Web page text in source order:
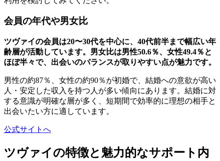
会員の年代や男女比
ツヴァイの会員は20〜30代を中心に、40代前半まで幅広い年
齢層が活動しています。男女比は男性50.6％、女性49.4％と
ほぼ半々で、出会いのバランスが取りやすい点が魅力です。
男性の約87％、女性の約90％が初婚で、結婚への意欲が高い
人・安定した収入を持つ人が多い傾向にあります。結婚に対
する意識が明確な層が多く、短期間で効率的に理想の相手と
出会いたい方に適しています。
公式サイトへ
ツヴァイの特徴と魅力的なサポート内